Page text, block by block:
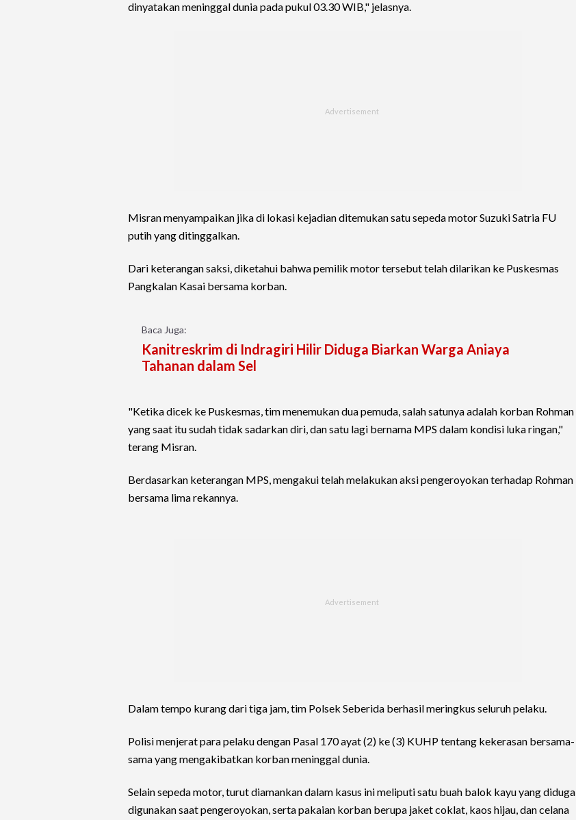
dinyatakan meninggal dunia pada pukul 03.30 WIB," jelasnya.
Misran menyampaikan jika di lokasi kejadian ditemukan satu sepeda motor Suzuki Satria FU
putih yang ditinggalkan.
Dari keterangan saksi, diketahui bahwa pemilik motor tersebut telah dilarikan ke Puskesmas
Pangkalan Kasai bersama korban.
Baca Juga:
Kanitreskrim di Indragiri Hilir Diduga Biarkan Warga Aniaya
Tahanan dalam Sel
"Ketika dicek ke Puskesmas, tim menemukan dua pemuda, salah satunya adalah korban Rohman
yang saat itu sudah tidak sadarkan diri, dan satu lagi bernama MPS dalam kondisi luka ringan,"
terang Misran.
Berdasarkan keterangan MPS, mengakui telah melakukan aksi pengeroyokan terhadap Rohman
bersama lima rekannya.
Dalam tempo kurang dari tiga jam, tim Polsek Seberida berhasil meringkus seluruh pelaku.
Polisi menjerat para pelaku dengan Pasal 170 ayat (2) ke (3) KUHP tentang kekerasan bersama-
sama yang mengakibatkan korban meninggal dunia.
Selain sepeda motor, turut diamankan dalam kasus ini meliputi satu buah balok kayu yang diduga
digunakan saat pengeroyokan, serta pakaian korban berupa jaket coklat, kaos hijau, dan celana